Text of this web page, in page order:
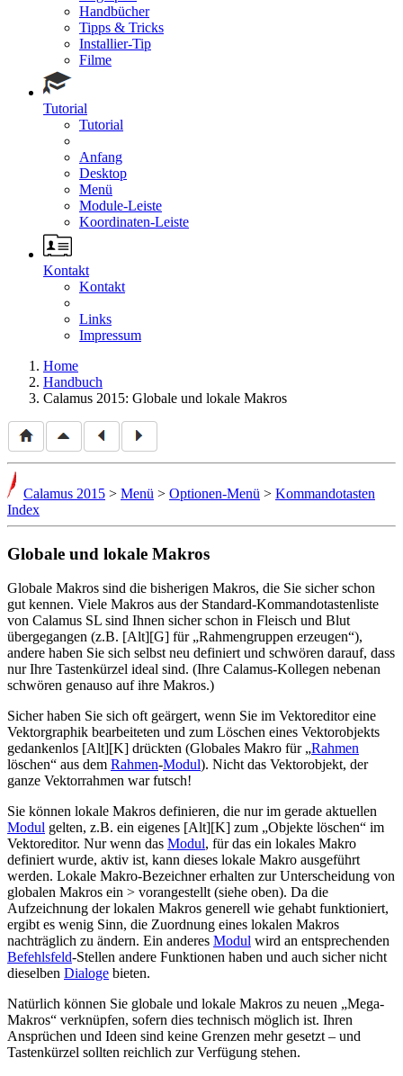
Handbücher
Tipps & Tricks
Installier-Tip
Filme
Tutorial
Tutorial
Anfang
Desktop
Menü
Module-Leiste
Koordinaten-Leiste
Kontakt
Kontakt
Links
Impressum
Home
Handbuch
Calamus 2015: Globale und lokale Makros
Calamus 2015 > Menü > Optionen-Menü > Kommandotasten
Index
Globale und lokale Makros
Globale Makros sind die bisherigen Makros, die Sie sicher schon
gut kennen. Viele Makros aus der Standard-Kommandotastenliste
von Calamus SL sind Ihnen sicher schon in Fleisch und Blut
übergegangen (z.B. [Alt][G] für Rahmengruppen erzeugen ),
andere haben Sie sich selbst neu definiert und schwören darauf, dass
nur Ihre Tastenkürzel ideal sind. (Ihre Calamus-Kollegen nebenan
schwören genauso auf ihre Makros.)
Sicher haben Sie sich oft geärgert, wenn Sie im Vektoreditor eine
Vektorgraphik bearbeiteten und zum Löschen eines Vektorobjekts
gedankenlos [Alt][K] drückten (Globales Makro für Rahmen
löschen
aus dem Rahmen-Modul). Nicht das Vektorobjekt, der
ganze Vektorrahmen war futsch!
Sie können lokale Makros definieren, die nur im gerade aktuellen
Modul gelten, z.B. ein eigenes [Alt][K] zum Objekte löschen
im
Vektoreditor. Nur wenn das Modul, für das ein lokales Makro
definiert wurde, aktiv ist, kann dieses lokale Makro ausgeführt
werden. Lokale Makro-Bezeichner erhalten zur Unterscheidung von
globalen Makros ein > vorangestellt (siehe oben). Da die
Aufzeichnung der lokalen Makros generell wie gehabt funktioniert,
ergibt es wenig Sinn, die Zuordnung eines lokalen Makros
nachträglich zu ändern. Ein anderes Modul wird an entsprechenden
Befehlsfeld-Stellen andere Funktionen haben und auch sicher nicht
dieselben Dialoge bieten.
Natürlich können Sie globale und lokale Makros zu neuen
Mega-
Makros
verknüpfen, sofern dies technisch möglich ist. Ihren
Ansprüchen und Ideen sind keine Grenzen mehr gesetzt – und
Tastenkürzel sollten reichlich zur Verfügung stehen.